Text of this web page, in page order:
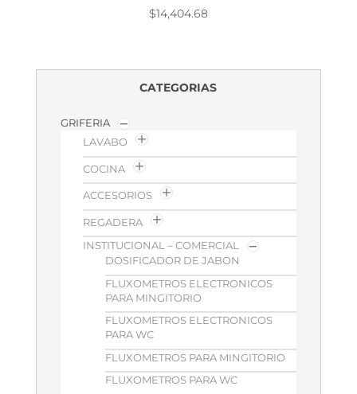
$14,404.68
CATEGORIAS
GRIFERIA
LAVABO
COCINA
ACCESORIOS
REGADERA
INSTITUCIONAL – COMERCIAL
DOSIFICADOR DE JABON
FLUXOMETROS ELECTRONICOS
PARA MINGITORIO
FLUXOMETROS ELECTRONICOS
PARA WC
FLUXOMETROS PARA MINGITORIO
FLUXOMETROS PARA WC